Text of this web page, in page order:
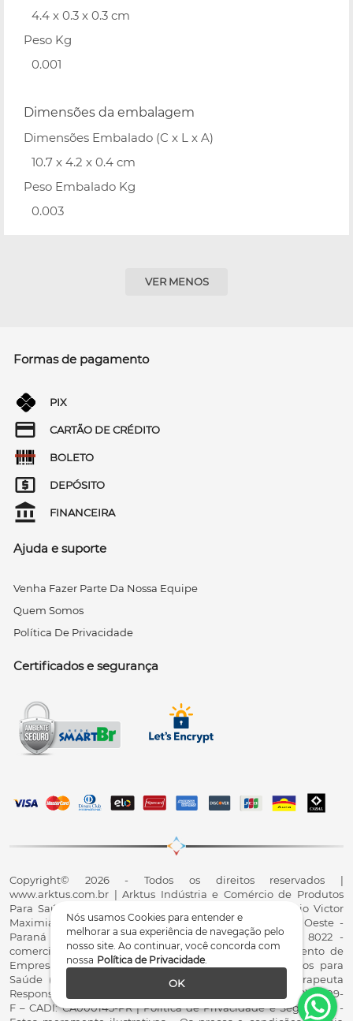
Nós usamos Cookies para entender e
melhorar a sua experiência de navegação pelo
nosso site. Ao continuar, você concorda com
nossa Política de Privacidade.
OK
4.4 x 0.3 x 0.3 cm
Peso Kg
0.001
Dimensões da embalagem
Dimensões Embalado (C x L x A)
10.7 x 4.2 x 0.4 cm
Peso Embalado Kg
0.003
VER MENOS
Formas de pagamento
PIX
CARTÃO DE CRÉDITO
BOLETO
DEPÓSITO
FINANCEIRA
Ajuda e suporte
Venha Fazer Parte Da Nossa Equipe
Quem Somos
Política De Privacidade
Certificados e segurança
Copyright© 2026 - Todos os direitos reservados |
www.arktus.com.br | Arktus Indústria e Comércio de Produtos
Para Saúde Ltda | CNPJ: 01.417.367/0001-78 | R. Antônio Victor
Maximiano, 107, Parque Industrial II, Santa Tereza do Oeste -
Paraná - CEP 85825-900 - Fale conosco: 0800 200 8022 -
comercial@arktus.com.br | Autorização de Funcionamento de
Empresa - AFE/ANVISA - Para Fabricação de Produtos para
Saúde (Correlatos): 8.02.844-5 (UX418X102741) - Fisioterapeuta
Responsável Técnico Dr. Alex Fernando Zani - Crefito8(PR): 8409-
F – CADI: CA000145-PR | Política de Privacidade e Segurança -